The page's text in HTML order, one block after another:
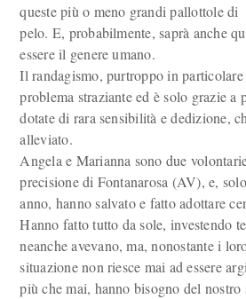
queste più o meno grandi pallottole di
pelo. E, probabilmente, saprà anche
essere il genere umano.
Il randagismo, purtroppo in
problema straziante ed è solo grazie a
dotate di rara sensibilità e dedizione,
alleviato.
Angela e Marianna sono due
precisione di Fontanarosa (AV), e,
anno, hanno salvato e fatto adottare
Hanno fatto tutto da sole, investendo
neanche avevano, ma, nonostante i
situazione non riesce mai ad essere
più che mai, hanno bisogno del nostro